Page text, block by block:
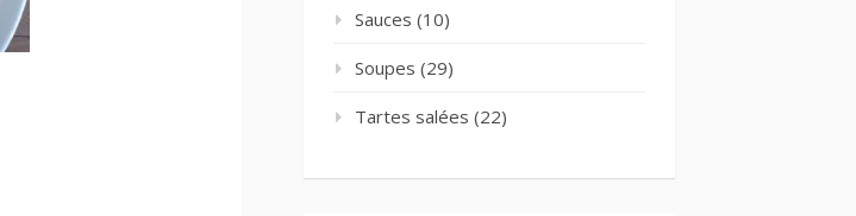
Sauces (10)
Soupes (29)
Tartes salées (22)